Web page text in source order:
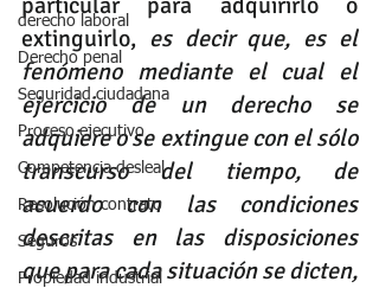
derecho laboral
Derecho penal
Seguridad ciudadana
Proceso ejecutivo
Competencia desleal
Resolución contrato
Seguros
Propiedad industrial
extinguirlo, es decir que, es el
fenómeno mediante el cual el
ejercicio de un derecho se
adquiere o se extingue con el sólo
transcurso del tiempo, de
acuerdo con las condiciones
descritas en las disposiciones
que para cada situación se dicten,